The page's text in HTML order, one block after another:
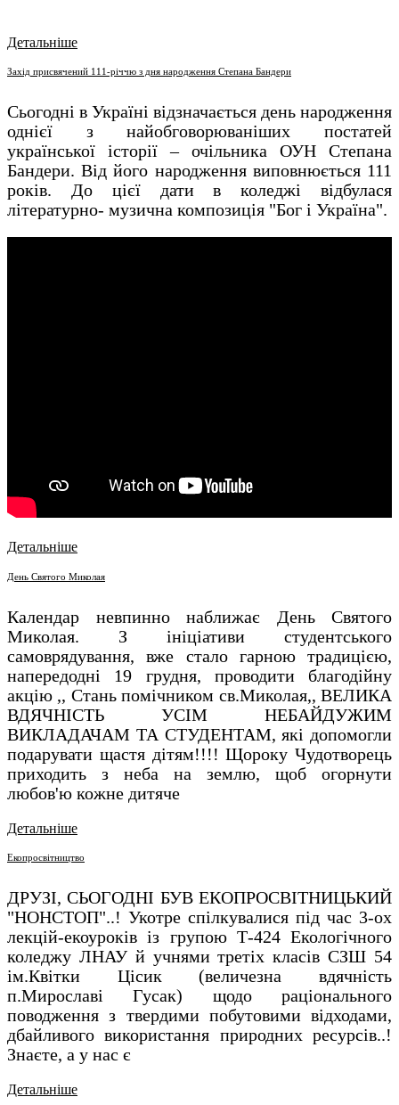
Детальніше
Захід присвячений 111-річчю з дня народження Степана Бандери
Сьогодні в Україні відзначається день народження
однієї з найобговорюваніших постатей
української історії – очільника ОУН Степана
Бандери. Від його народження виповнюється 111
років. До цієї дати в коледжі відбулася
літературно- музична композиція "Бог і Україна".
Детальніше
День Святого Миколая
Календар невпинно наближає День Святого
Миколая. З ініціативи студентського
самоврядування, вже стало гарною традицією,
напередодні 19 грудня, проводити благодійну
акцію ,, Стань помічником св.Миколая,, ВЕЛИКА
ВДЯЧНІСТЬ УСІМ НЕБАЙДУЖИМ
ВИКЛАДАЧАМ ТА СТУДЕНТАМ, які допомогли
подарувати щастя дітям!!!! Щороку Чудотворець
приходить з неба на землю, щоб огорнути
любов'ю кожне дитяче
Детальніше
Екопросвітництво
ДРУЗІ, СЬОГОДНІ БУВ ЕКОПРОСВІТНИЦЬКИЙ
"НОНСТОП"..! Укотре спілкувалися під час 3-ох
лекцій-екоуроків із групою Т-424 Екологічного
коледжу ЛНАУ й учнями третіх класів СЗШ 54
ім.Квітки Цісик (величезна вдячність
п.Мирославі Гусак) щодо раціонального
поводження з твердими побутовими відходами,
дбайливого використання природних ресурсів..!
Знаєте, а у нас є
Детальніше